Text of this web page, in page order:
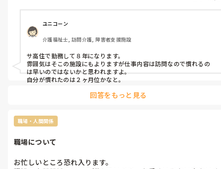
ユニコーン
介護福祉士, 訪問介護, 障害者支援施設
サ高住で勤務して８年になります。
雰囲気はそこの施設にもよりますが仕事内容は訪問なので慣れるの
は早いのではないかと思われますよ。
自分が慣れたのは２ヶ月位かなと。
回答をもっと見る
職場・人間関係
職場について
お忙しいところ恐れ入ります。